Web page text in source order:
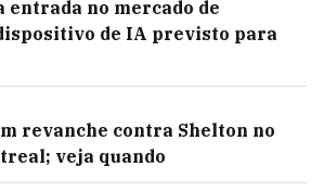
entrada no mercado de
de IA previsto para
revanche contra Shelton no
veja quando